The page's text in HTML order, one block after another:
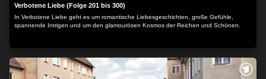
Verbotene Liebe (Folge 201 bis 300)
In Verbotene Liebe geht es um romantische Liebesgeschichten, große Gefühle,
spannende Intrigen und um den glamourösen Kosmos der Reichen und Schönen.